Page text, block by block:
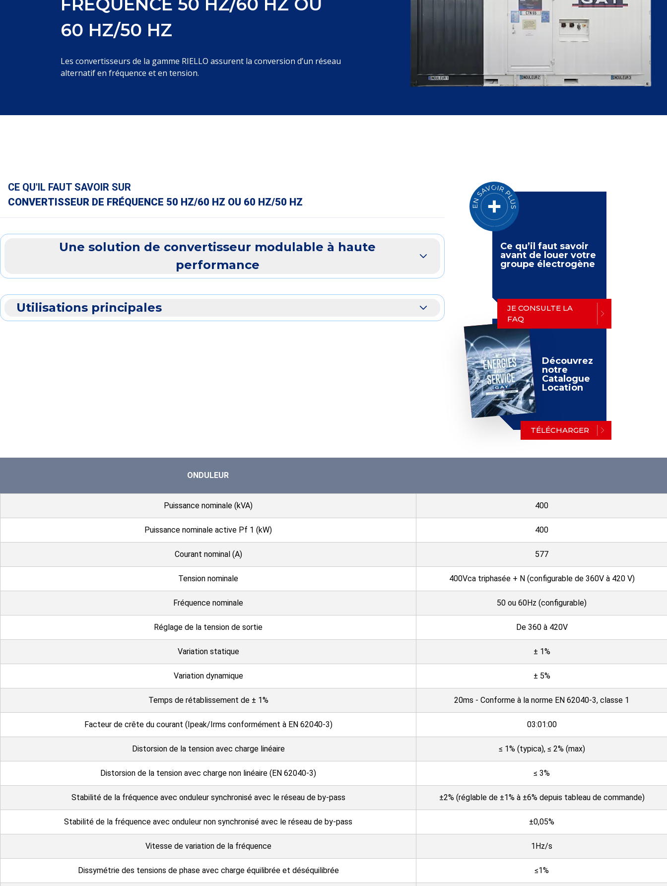
60 HZ/50 HZ
Les convertisseurs de la gamme RIELLO assurent la conversion d’un réseau
alternatif en fréquence et en tension.
CE QU'IL FAUT SAVOIR SUR
CONVERTISSEUR DE FRÉQUENCE 50 HZ/60 HZ OU 60 HZ/50 HZ
Une solution de convertisseur modulable à haute
performance
Utilisations principales
Ce qu’il faut savoir
avant de louer votre
groupe électrogène
JE CONSULTE LA
FAQ
Découvrez
notre
Catalogue
Location
TÉLÉCHARGER
ONDULEUR
Puissance nominale (kVA) 400
Puissance nominale active Pf 1 (kW) 400
Courant nominal (A) 577
Tension nominale 400Vca triphasée + N (configurable de 360V à 420 V)
Fréquence nominale 50 ou 60Hz (configurable)
Réglage de la tension de sortie De 360 à 420V
Variation statique ± 1%
Variation dynamique ± 5%
Temps de rétablissement de ± 1% 20ms - Conforme à la norme EN 62040-3, classe 1
Facteur de crête du courant (Ipeak/Irms conformément à EN 62040-3) 03:01:00
Distorsion de la tension avec charge linéaire ≤ 1% (typica), ≤ 2% (max)
Distorsion de la tension avec charge non linéaire (EN 62040-3) ≤ 3%
Stabilité de la fréquence avec onduleur synchronisé avec le réseau de by-pass ±2% (réglable de ±1% à ±6% depuis tableau de commande)
Stabilité de la fréquence avec onduleur non synchronisé avec le réseau de by-pass ±0,05%
Vitesse de variation de la fréquence 1Hz/s
Dissymétrie des tensions de phase avec charge équilibrée et déséquilibrée ≤1%